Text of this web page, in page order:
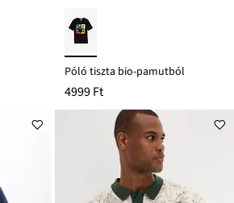
Póló tiszta bio-pamutból
4999 Ft